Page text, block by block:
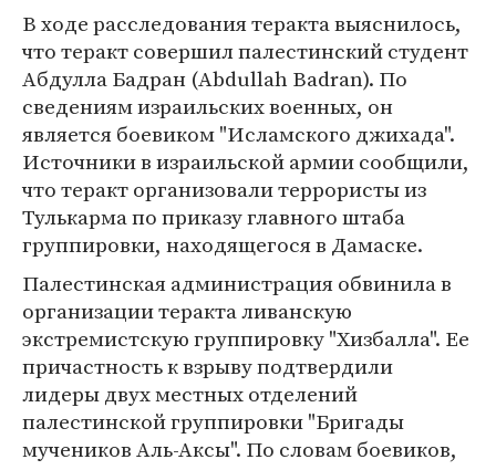
В ходе расследования теракта выяснилось,
что теракт совершил палестинский студент
Абдулла Бадран (Abdullah Badran). По
сведениям израильских военных, он
является боевиком "Исламского джихада".
Источники в израильской армии сообщили,
что теракт организовали террористы из
Тулькарма по приказу главного штаба
группировки, находящегося в Дамаске.
Палестинская администрация обвинила в
организации теракта ливанскую
экстремистскую группировку "Хизбалла". Ее
причастность к взрыву подтвердили
лидеры двух местных отделений
палестинской группировки "Бригады
мучеников Аль-Аксы". По словам боевиков,